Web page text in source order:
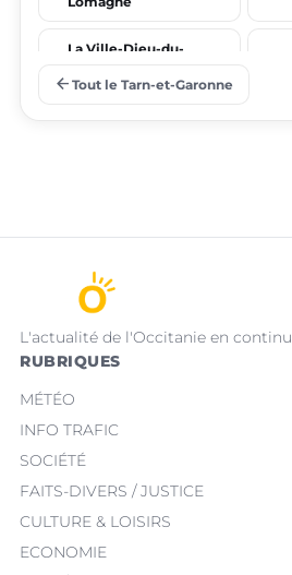
La Ville-Dieu-du-
arrow_back Tout le Tarn-et-Garonne
L'actualité de l'Occitanie en continu
RUBRIQUES
MÉTÉO
INFO TRAFIC
SOCIÉTÉ
FAITS-DIVERS / JUSTICE
CULTURE & LOISIRS
ECONOMIE